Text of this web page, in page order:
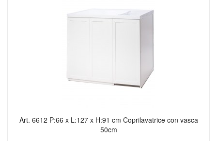
Art. 6612 P:66 x L:127 x H:91 cm Coprilavatrice con vasca
50cm